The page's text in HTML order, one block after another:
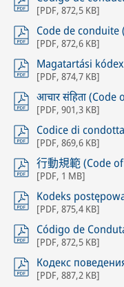
[PDF, 872,5 KB]
Code de conduite
[PDF, 872,6 KB]
Magatartási
[PDF, 874,7 KB]
आचार संहिता (Code
[PDF, 901,3 KB]
Codice di
[PDF, 869,6 KB]
行動規範 (Code
[PDF, 1 MB]
Kodeks
[PDF, 875,4 KB]
Código de
[PDF, 872,5 KB]
Кодекс
[PDF, 887,2 KB]